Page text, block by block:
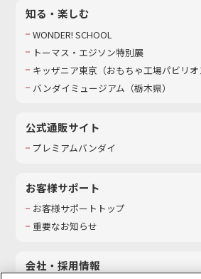
知る・楽しむ
WONDER! SCHOOL
トーマス・エジソン特別展
キッザニア東京（おもちゃ工場パビリオ
バンダイミュージアム（栃木県）
公式通販サイト
プレミアムバンダイ
お客様サポート
お客様サポートトップ
重要なお知らせ
会社・採用情報